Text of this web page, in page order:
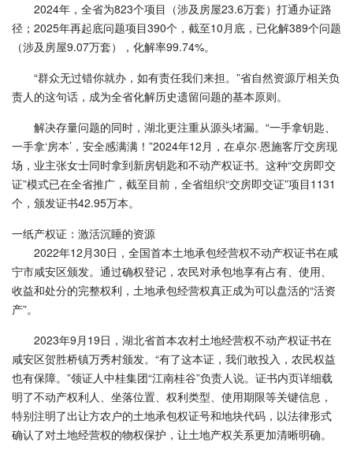
2024年，全省为823个项目（涉及房屋23.6万套）打通办证路
径；2025年再起底问题项目390个，截至10月底，已化解389个问题
（涉及房屋9.07万套），化解率99.74%。
“群众无过错你就办，如有责任我们来担。”省自然资源厅相关负
责人的这句话，成为全省化解历史遗留问题的基本原则。
解决存量问题的同时，湖北更注重从源头堵漏。“一手拿钥匙、
一手拿‘房本’，安全感满满！”2024年12月，在卓尔·恩施客厅交房现
场，业主张女士同时拿到新房钥匙和不动产权证书。这种“交房即交
证”模式已在全省推广，截至目前，全省组织“交房即交证”项目1131
个，颁发证书42.95万本。
一纸产权证：激活沉睡的资源
2022年12月30日，全国首本土地承包经营权不动产权证书在咸
宁市咸安区颁发。通过确权登记，农民对承包地享有占有、使用、
收益和处分的完整权利，土地承包经营权真正成为可以盘活的“活资
产”。
2023年9月19日，湖北省首本农村土地经营权不动产权证书在
咸安区贺胜桥镇万秀村颁发。“有了这本证，我们敢投入，农民权益
也有保障。”领证人中桂集团“江南桂谷”负责人说。证书内页详细载
明了不动产权利人、坐落位置、权利类型、使用期限等关键信息，
特别注明了出让方农户的土地承包权证号和地块代码，以法律形式
确认了对土地经营权的物权保护，让土地产权关系更加清晰明确。